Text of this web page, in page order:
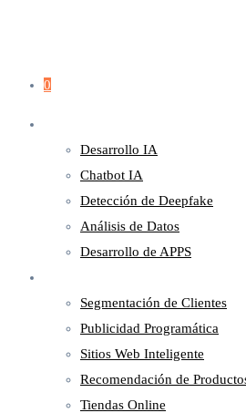
0
Desarrollo IA
Chatbot IA
Detección de Deepfake
Análisis de Datos
Desarrollo de APPS
Segmentación de Clientes
Publicidad Programática
Sitios Web Inteligente
Recomendación de
Tiendas Online